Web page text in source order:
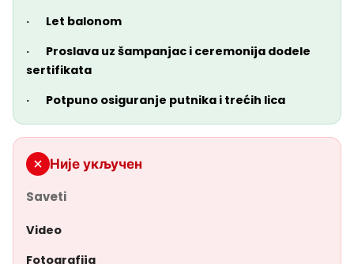
· Let balonom
· Proslava uz šampanjac i ceremonija dodele
sertifikata
· Potpuno osiguranje putnika i trećih lica
Није укључен
Saveti
Video
Fotografija